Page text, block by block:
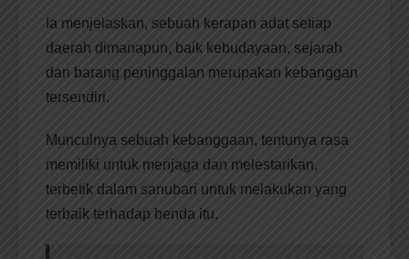
Ia menjelaskan, sebuah kerapan adat setiap
daerah dimanapun, baik kebudayaan, sejarah
dan barang peninggalan merupakan kebanggan
tersendiri.
Munculnya sebuah kebanggaan, tentunya rasa
memiliki untuk menjaga dan melestarikan,
terbetik dalam sanubari untuk melakukan yang
terbaik terhadap benda itu.